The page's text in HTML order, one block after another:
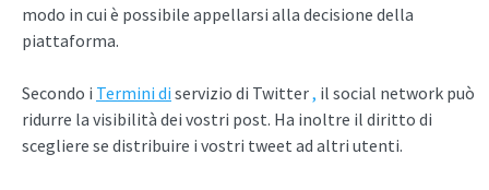
modo in cui è possibile appellarsi alla decisione della
piattaforma.
Secondo i Termini di servizio di Twitter, il social network può
ridurre la visibilità dei vostri post. Ha inoltre il diritto di
scegliere se distribuire i vostri tweet ad altri utenti.